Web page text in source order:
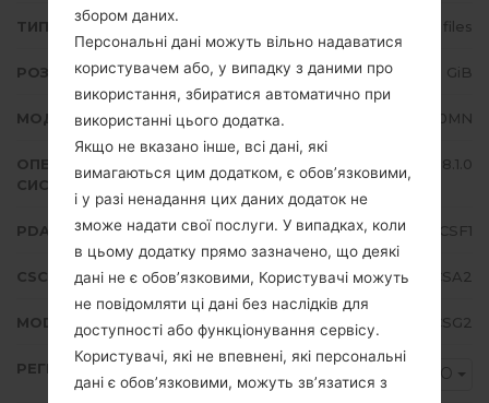
ТИП ПРОШИВКИ 4 files
РОЗМІР ФАЙЛУ 1.66 GiB
МОДЕЛЬ Samsung SM-J710MN
ОПЕРАЦІЙНА
СИСТЕМА
Android Oreo 8.1.0
PDA/AP ВЕРСІЯ J710MNVJS4CSF1
CSC ВЕРСІЯ J710MNUUB4CSA2
MODEM/CP ВЕРСІЯ J710MNUBS4CSG2
РЕГІОН MXO
збором даних.
Персональні дані можуть вільно надаватися
користувачем або, у випадку з даними про
використання, збиратися автоматично при
використанні цього додатка.
Якщо не вказано інше, всі дані, які
вимагаються цим додатком, є обов’язковими,
і у разі ненадання цих даних додаток не
зможе надати свої послуги. У випадках, коли
в цьому додатку прямо зазначено, що деякі
дані не є обов’язковими, Користувачі можуть
не повідомляти ці дані без наслідків для
доступності або функціонування сервісу.
Користувачі, які не впевнені, які персональні
дані є обов’язковими, можуть зв’язатися з